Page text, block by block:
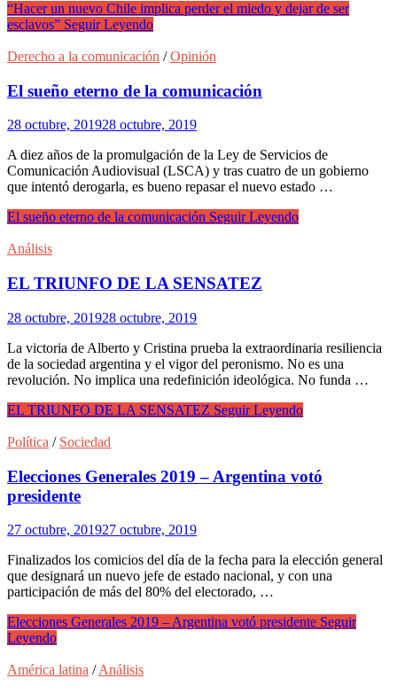
“Hacer un nuevo Chile implica perder el miedo y dejar de ser
esclavos” Seguir Leyendo
Derecho a la comunicación /Opinión
El sueño eterno de la comunicación
28 octubre, 201928 octubre, 2019
A diez años de la promulgación de la Ley de Servicios de
Comunicación Audiovisual (LSCA) y tras cuatro de un gobierno
que intentó derogarla, es bueno repasar el nuevo estado …
El sueño eterno de la comunicación Seguir Leyendo
Análisis
EL TRIUNFO DE LA SENSATEZ
28 octubre, 201928 octubre, 2019
La victoria de Alberto y Cristina prueba la extraordinaria resiliencia
de la sociedad argentina y el vigor del peronismo. No es una
revolución. No implica una redefinición ideológica. No funda …
EL TRIUNFO DE LA SENSATEZ Seguir Leyendo
Política / Sociedad
Elecciones Generales 2019 – Argentina votó
presidente
27 octubre, 201927 octubre, 2019
Finalizados los comicios del día de la fecha para la elección general
que designará un nuevo jefe de estado nacional, y con una
participación de más del 80% del electorado, …
Elecciones Generales 2019 – Argentina votó presidente Seguir
Leyendo
América latina /Análisis